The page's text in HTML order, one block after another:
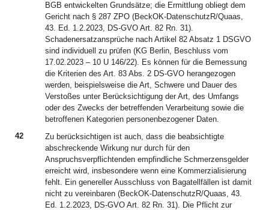
BGB entwickelten Grundsätze; die Ermittlung obliegt dem
Gericht nach § 287 ZPO (BeckOK-DatenschutzR/Quaas,
43. Ed. 1.2.2023, DS-GVO Art. 82 Rn. 31).
Schadenersatzansprüche nach Artikel 82 Absatz 1 DSGVO
sind individuell zu prüfen (KG Berlin, Beschluss vom
17.02.2023 – 10 U 146/22). Es können für die Bemessung
die Kriterien des Art. 83 Abs. 2 DS-GVO herangezogen
werden, beispielsweise die Art, Schwere und Dauer des
Verstoßes unter Berücksichtigung der Art, des Umfangs
oder des Zwecks der betreffenden Verarbeitung sowie die
betroffenen Kategorien personenbezogener Daten.
42
Zu berücksichtigen ist auch, dass die beabsichtigte
abschreckende Wirkung nur durch für den
Anspruchsverpflichtenden empfindliche Schmerzensgelder
erreicht wird, insbesondere wenn eine Kommerzialisierung
fehlt. Ein genereller Ausschluss von Bagatellfällen ist damit
nicht zu vereinbaren (BeckOK-DatenschutzR/Quaas, 43.
Ed. 1.2.2023, DS-GVO Art. 82 Rn. 31). Die Pflicht zur